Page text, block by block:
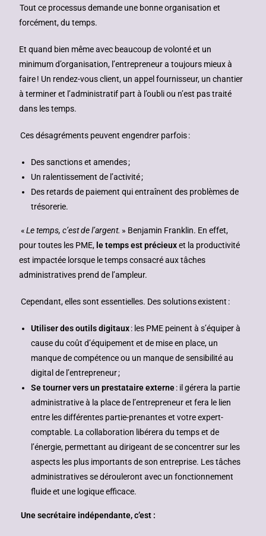
Tout ce processus demande une bonne organisation et
forcément, du temps.
Et quand bien même avec beaucoup de volonté et un
minimum d’organisation, l’entrepreneur a toujours mieux à
faire ! Un rendez-vous client, un appel fournisseur, un chantier
à terminer et l’administratif part à l’oubli ou n’est pas traité
dans les temps.
Ces désagréments peuvent engendrer parfois :
Des sanctions et amendes ;
Un ralentissement de l’activité ;
Des retards de paiement qui entraînent des problèmes de
trésorerie.
«Le temps, c’est de l’argent. » Benjamin Franklin. En effet,
pour toutes les PME, le temps est précieuxet la productivité
est impactée lorsque le temps consacré aux tâches
administratives prend de l’ampleur.
Cependant, elles sont essentielles. Des solutions existent :
Utiliser des outils digitaux: les PME peinent à s’équiper à
cause du coût d’équipement et de mise en place, un
manque de compétence ou un manque de sensibilité au
digital de l’entrepreneur ;
Se tourner vers un prestataire externe: il gérera la partie
administrative à la place de l’entrepreneur et fera le lien
entre les différentes partie-prenantes et votre expert-
comptable. La collaboration libérera du temps et de
l’énergie, permettant au dirigeant de se concentrer sur les
aspects les plus importants de son entreprise. Les tâches
administratives se dérouleront avec un fonctionnement
fluide et une logique efficace.
Une secrétaire indépendante, c’est :